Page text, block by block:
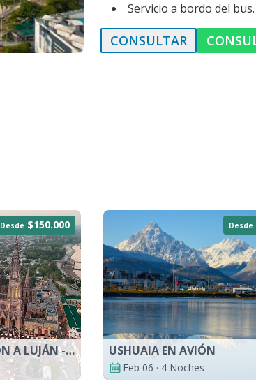
Servicio a bordo del bus.
CONSULTAR
Desde $150.000
BUS 4 - PEREGRINACIÓN A LUJÁN - BAHIA, PIGUE, CARHUÉ
Desde
USHUAIA EN AVIÓN
Feb 06 · 4 Noches